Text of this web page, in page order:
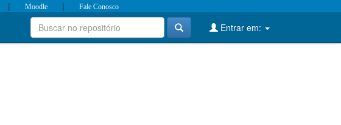
| Moodle | Fale Conosco
Entrar em: